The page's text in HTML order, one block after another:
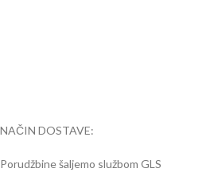
NAČIN DOSTAVE:
Porudžbine šaljemo službom GLS